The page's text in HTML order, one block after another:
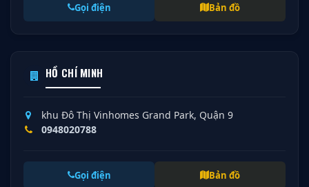
Gọi điện Bản đồ
HỒ CHÍ MINH
khu Đô Thị Vinhomes Grand Park, Quận 9
0948020788
Gọi điện Bản đồ